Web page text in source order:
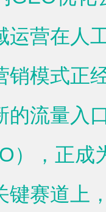
运营在人
销模式正
的流量
），正成
键赛道上